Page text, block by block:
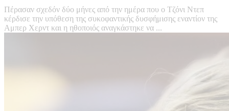
Πέρασαν σχεδόν δύο μήνες από την ημέρα που ο Τζόνι Ντεπ
κέρδισε την υπόθεση της συκοφαντικής δυσφήμισης εναντίον της
Αμπερ Χερντ και η ηθοποιός αναγκάστηκε να ...